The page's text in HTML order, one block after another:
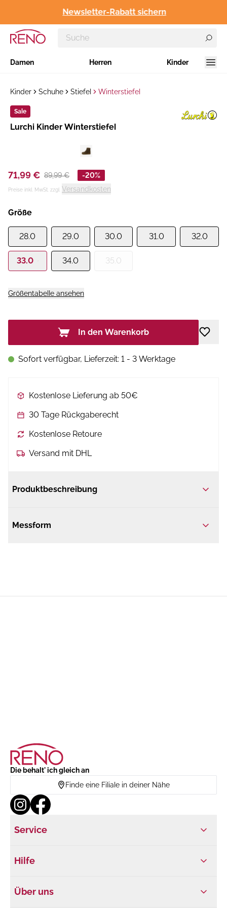
Newsletter-Rabatt sichern
Damen Herren Kinder
Kinder Schuhe Stiefel Winterstiefel
Sale
Hersteller:
​Lurchi Kinder Winterstiefel
71,99 € 89,99 € -20%
Preise inkl. MwSt. zzgl. Versandkosten
Größe
28.0 29.0 30.0 31.0 32.0
33.0 34.0 35.0
Größentabelle ansehen
In den Warenkorb
Sofort verfügbar, Lieferzeit: 1 - 3 Werktage
Kostenlose Lieferung ab 50€
30 Tage Rückgaberecht
Kostenlose Retoure
Versand mit DHL
Produktbeschreibung
Messform
Die behalt' ich gleich an
Finde eine Filiale in deiner Nähe
Service
Hilfe
Über uns